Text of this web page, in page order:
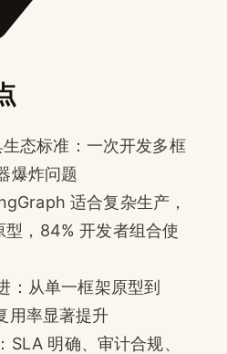
态标准：一次开发多框
爆炸问题
适合复杂生产，
，84% 开发者组合使
：从单一框架原型到
用率显著提升
SLA 明确、审计合规、